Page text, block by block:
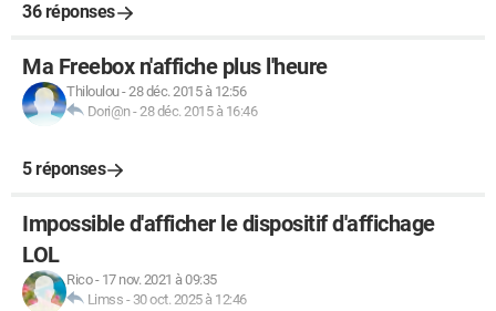
36 réponses
Ma Freebox n'affiche plus l'heure
Thiloulou-28 déc. 2015 à 12:56
Dori@n-28 déc. 2015 à 16:46
5 réponses
Impossible d'afficher le dispositif d'affichage
LOL
Rico- 17 nov. 2021 à 09:35
Limss - 30 oct. 2025 à 12:46